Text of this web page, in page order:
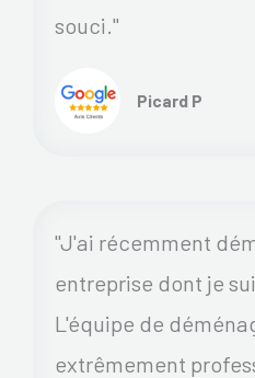
souci."
Picard P
"J'ai récemment
entreprise dont je
L'équipe de
extrêmement